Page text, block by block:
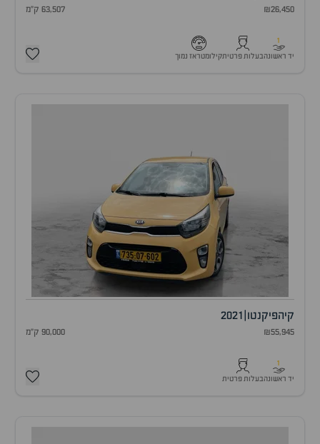
₪26,450 63,507 ק"מ
1
יד ראשונהבעלות פרטיתקילומטראז נמוך
קיהפיקנטו 2021
₪55,945 90,000 ק"מ
1
יד ראשונהבעלות פרטית